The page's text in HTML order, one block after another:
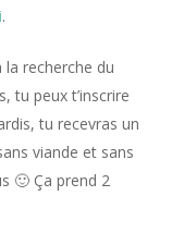
.
la recherche du
tu peux t’inscrire
tu recevras un
viande et sans
🙂 Ça prend 2